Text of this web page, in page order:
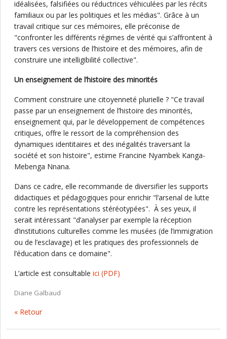
idéalisées, falsifiées ou réductrices véhiculées par les récits
familiaux ou par les politiques et les médias". Grâce à un
travail critique sur ces mémoires, elle préconise de
"confronter les différents régimes de vérité qui s’affrontent à
travers ces versions de l’histoire et des mémoires, afin de
construire une intelligibilité collective".
Un enseignement de l’histoire des minorités
Comment construire une citoyenneté plurielle ? "Ce travail
passe par un enseignement de l’histoire des minorités,
enseignement qui, par le développement de compétences
critiques, offre le ressort de la compréhension des
dynamiques identitaires et des inégalités traversant la
société et son histoire", estime Francine Nyambek Kanga-
Mebenga Nnana.
Dans ce cadre, elle recommande de diversifier les supports
didactiques et pédagogiques pour enrichir "l’arsenal de lutte
contre les représentations stéréotypées". À ses yeux, il
serait intéressant "d’analyser par exemple la réception
d’institutions culturelles comme les musées (de l’immigration
ou de l’esclavage) et les pratiques des professionnels de
l’éducation dans ce domaine".
L’article est consultable ici (PDF)
Diane Galbaud
« Retour